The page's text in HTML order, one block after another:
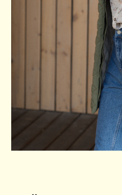
Обувь
Аксессуары